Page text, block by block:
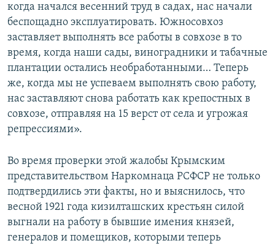
когда начался весенний труд в садах, нас начали
беспощадно эксплуатировать. Южносовхоз
заставляет выполнять все работы в совхозе в то
время, когда наши сады, виноградники и табачные
плантации остались необработанными… Теперь
же, когда мы не успеваем выполнять свою работу,
нас заставляют снова работать как крепостных в
совхозе, отправляя на 15 верст от села и угрожая
репрессиями».
Во время проверки этой жалобы Крымским
представительством Наркомнаца РСФСР не только
подтвердились эти факты, но и выяснилось, что
весной 1921 года кизилташских крестьян силой
выгнали на работу в бывшие имения князей,
генералов и помещиков, которыми теперь